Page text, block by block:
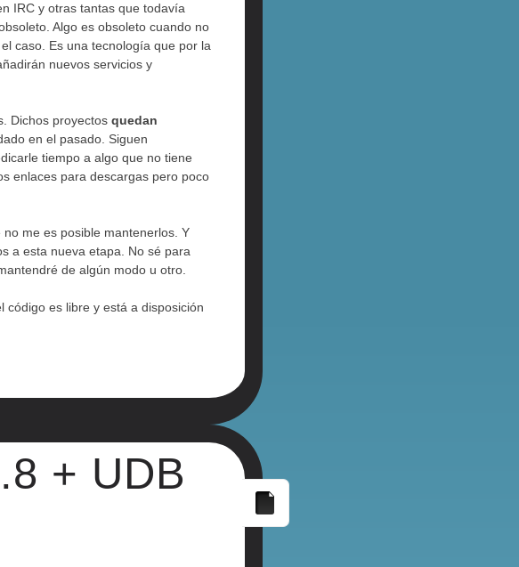
IRC y otras tantas que todavía
Algo es obsoleto cuando no
caso. Es una tecnología que por la
nuevos servicios y
Dichos proyectosquedan
en el pasado. Siguen
tiempo a algo que no tiene
enlaces para descargas pero poco
me es posible mantenerlos. Y
a esta nueva etapa. No sé para
de algún modo u otro.
código es libre y está a disposición
+ UDB